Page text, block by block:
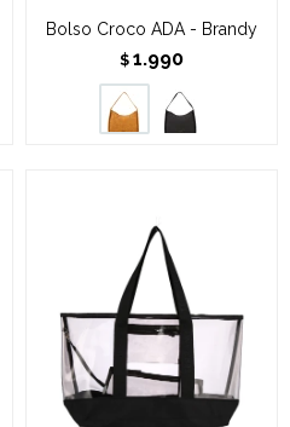
Bolso Croco ADA - Brandy
$ 1.990